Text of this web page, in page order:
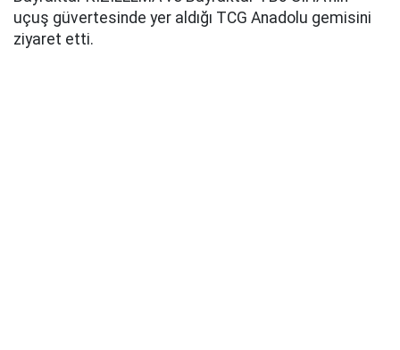
uçuş güvertesinde yer aldığı TCG Anadolu gemisini
ziyaret etti.